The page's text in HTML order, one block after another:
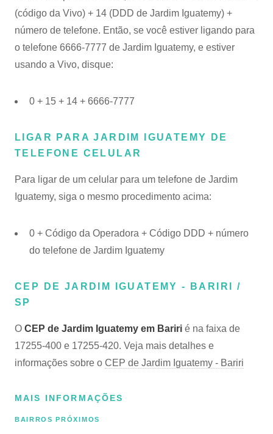
(código da Vivo) + 14 (DDD de Jardim Iguatemy) +
número de telefone. Então, se você estiver ligando para
o telefone 6666-7777 de Jardim Iguatemy, e estiver
usando a Vivo, disque:
0 + 15 + 14 + 6666-7777
LIGAR PARA JARDIM IGUATEMY DE
TELEFONE CELULAR
Para ligar de um celular para um telefone de Jardim
Iguatemy, siga o mesmo procedimento acima:
0 + Código da Operadora + Código DDD + número
do telefone de Jardim Iguatemy
CEP DE JARDIM IGUATEMY - BARIRI /
SP
O CEP de Jardim Iguatemy em Bariri é na faixa de
17255-400 e 17255-420. Veja mais detalhes e
informações sobre o CEP de Jardim Iguatemy - Bariri
MAIS INFORMAÇÕES
BAIRROS PRÓXIMOS